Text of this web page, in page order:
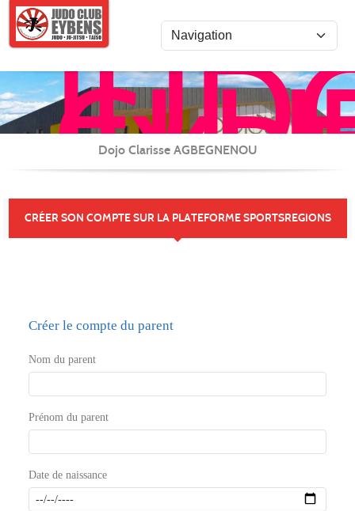
JU-
/
et
Dojo Clarisse AGBEGNENOU
CRÉER SON COMPTE SUR LA PLATEFORME SPORTSREGIONS
Créer le compte du parent
Nom du parent
Prénom du parent
Date de naissance
Panneau de gestion des cookies